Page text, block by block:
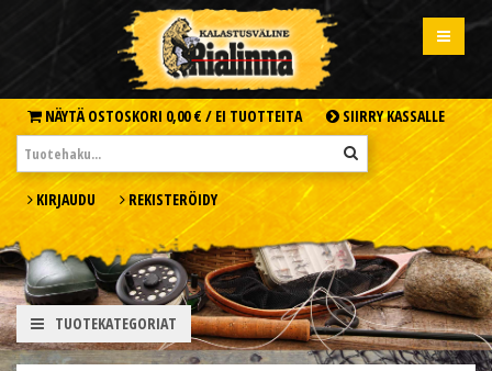
NÄYTÄ OSTOSKORI 0,00 € / EI TUOTTEITA SIIRRY KASSALLE
KIRJAUDU REKISTERÖIDY
TUOTEKATEGORIAT